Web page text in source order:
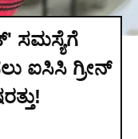
ಸಮಸ್ಯೆಗೆ
ಐಸಿಸಿ ಗ್ರೀನ್